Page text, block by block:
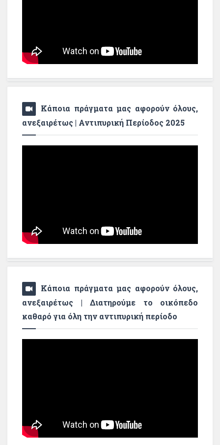
Κάποια πράγματα μας αφορούν όλους,
ανεξαιρέτως | Αντιπυρική Περίοδος 2025
Κάποια πράγματα μας αφορούν όλους,
ανεξαιρέτως | Διατηρούμε το οικόπεδο
καθαρό για όλη την αντιπυρική περίοδο